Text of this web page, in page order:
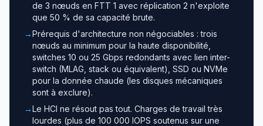
de 3 nœuds en FTT 1 avec réplication 2 n'exploite
que 50 % de sa capacité brute.
→Prérequis d'architecture non négociables : trois
nœuds au minimum pour la haute disponibilité,
switches 10 ou 25 Gbps redondants avec lien inter-
switch (MLAG, stack ou équivalent), SSD ou NVMe
pour la donnée chaude (les disques mécaniques
sont à exclure).
→Le HCI ne résout pas tout. Charges de travail très
lourdes (plus de 100 000 IOPS soutenus sur une